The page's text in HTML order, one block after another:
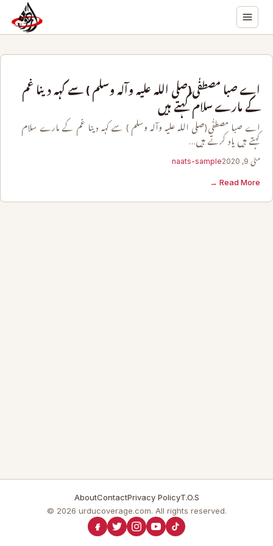
اے صبا مصطفٰی(صلی اللہ علیہ وآلہ وسلم ) سے کہہ دینا غم
کے مارے سلام کہتے ہیں
اے صبا مصطفٰی(صلی اللہ علیہ وآلہ وسلم ) سے کہہ دینا غم کے مارے سلام
کہتے ہیں یاد کرتے ہیں…
مئی 9, 2020 naats-sample
Read More →
AboutContactPrivacy PolicyT.O.S
© 2026 urducoverage.com. All rights reserved.